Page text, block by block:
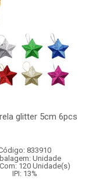
glitter 5cm 6pcs
833910
Unidade
120 Unidade(s)
IPI: 13%